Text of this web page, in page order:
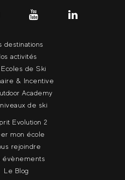
destinations
activités
Ecoles de Ski
& Incentive
Academy
de ski
Evolution 2
mon école
rejoindre
évènements
Le Blog